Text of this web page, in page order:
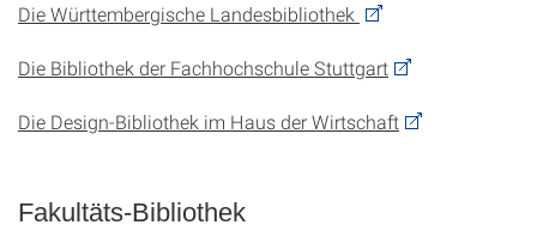
Die Württembergische Landesbibliothek
Die Bibliothek der Fachhochschule Stuttgart
Die Design-Bibliothek im Haus der Wirtschaft
Fakultäts-Bibliothek